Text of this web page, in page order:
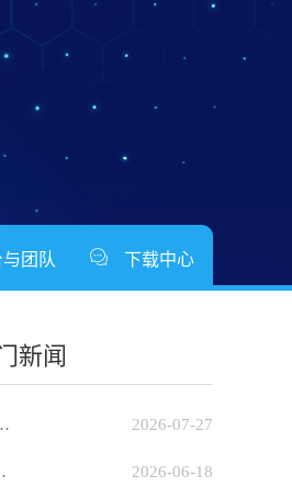
团队 下载中心
新闻
2026-07-27
工程申报工... 2026-06-18